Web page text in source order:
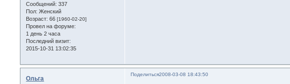
Сообщений: 337
Пол: Женский
Возраст: 66[1960-02-20]
Провел на форуме:
1 день 2 часа
Последний визит:
2015-10-31 13:02:35
Поделиться2008-03-08 18:43:50
Ольга